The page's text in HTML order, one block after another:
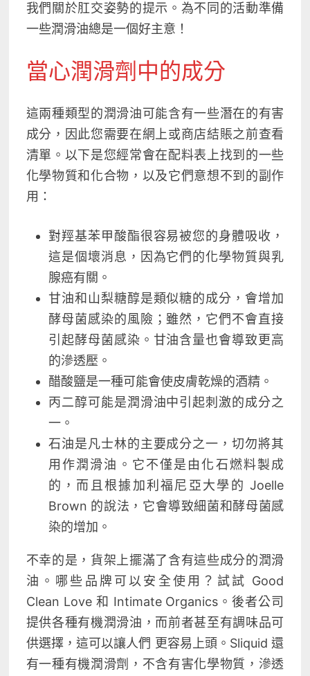
我們 關於肛交姿勢的提示。 為不同的活動準備
一些潤滑油總是一個好主意！
當心潤滑劑中的成分
這兩種類型的潤滑油可能含有一些潛在的有害
成分，因此您需要在網上或商店結賬之前查看
清單。以下是您經常會在配料表上找到的一些
化學物質和化合物，以及它們意想不到的副作
用：
對羥基苯甲酸酯很容易被您的身體吸收，
這是個壞消息，因為它們的化學物質與乳
腺癌有關。
甘油和山梨糖醇是類似糖的成分，會增加
酵母菌感染的風險；雖然，它們不會直接
引起酵母菌感染。甘油含量也會導致更高
的滲透壓。
醋酸鹽是一種可能會使皮膚乾燥的酒精。
丙二醇可能是潤滑油中引起刺激的成分之
一。
石油是凡士林的主要成分之一，切勿將其
用作潤滑油。它不僅是由化石燃料製成
的，而且根據加利福尼亞大學的 Joelle
Brown 的說法，它會導致細菌和酵母菌感
染的增加。
不幸的是，貨架上擺滿了含有這些成分的潤滑
油。哪些品牌可以安全使用？試試 Good
Clean Love 和 Intimate Organics。後者公司
提供各種有機潤滑油，而前者甚至有調味品可
供選擇，這可以讓人們 更容易 上頭 。Sliquid 還
有一種有機潤滑劑，不含有害化學物質，滲透